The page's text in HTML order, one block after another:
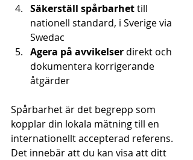
Säkerställ spårbarhet till
nationell standard, i Sverige via
Swedac
Agera på avvikelser direkt och
dokumentera korrigerande
åtgärder
Spårbarhet är det begrepp som
kopplar din lokala mätning till en
internationellt accepterad referens.
Det innebär att du kan visa att ditt